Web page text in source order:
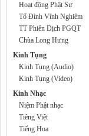
Hoạt động Phật Sự
Tổ Đình Vĩnh Nghiêm
TT Phiên Dịch PGQT
Chùa Long Hưng
Kinh Tụng
Kinh Tụng (Audio)
Kinh Tụng (Video)
Kinh Nhạc
Niệm Phật nhạc
Tiêng Việt
Tiếng Hoa